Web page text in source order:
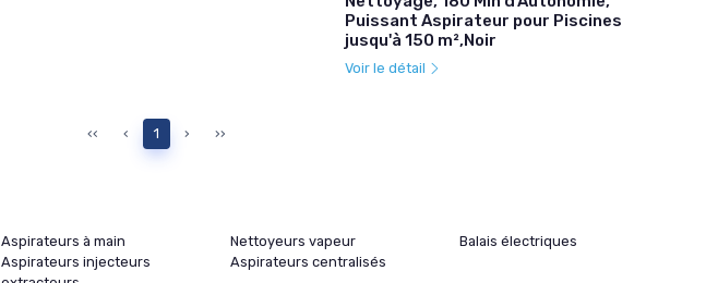
Puissant Aspirateur pour Piscines
jusqu'à 150 m²,Noir
Voir le détail
‹‹ ‹ 1 › ››
Aspirateurs à main Nettoyeurs vapeur
Balais électriques
Aspirateurs injecteurs
Aspirateurs centralisés